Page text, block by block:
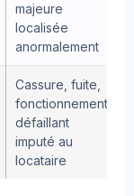
majeure
localisée
anormalement
Cassure, fuite,
fonctionnement
défaillant
imputé au
locataire